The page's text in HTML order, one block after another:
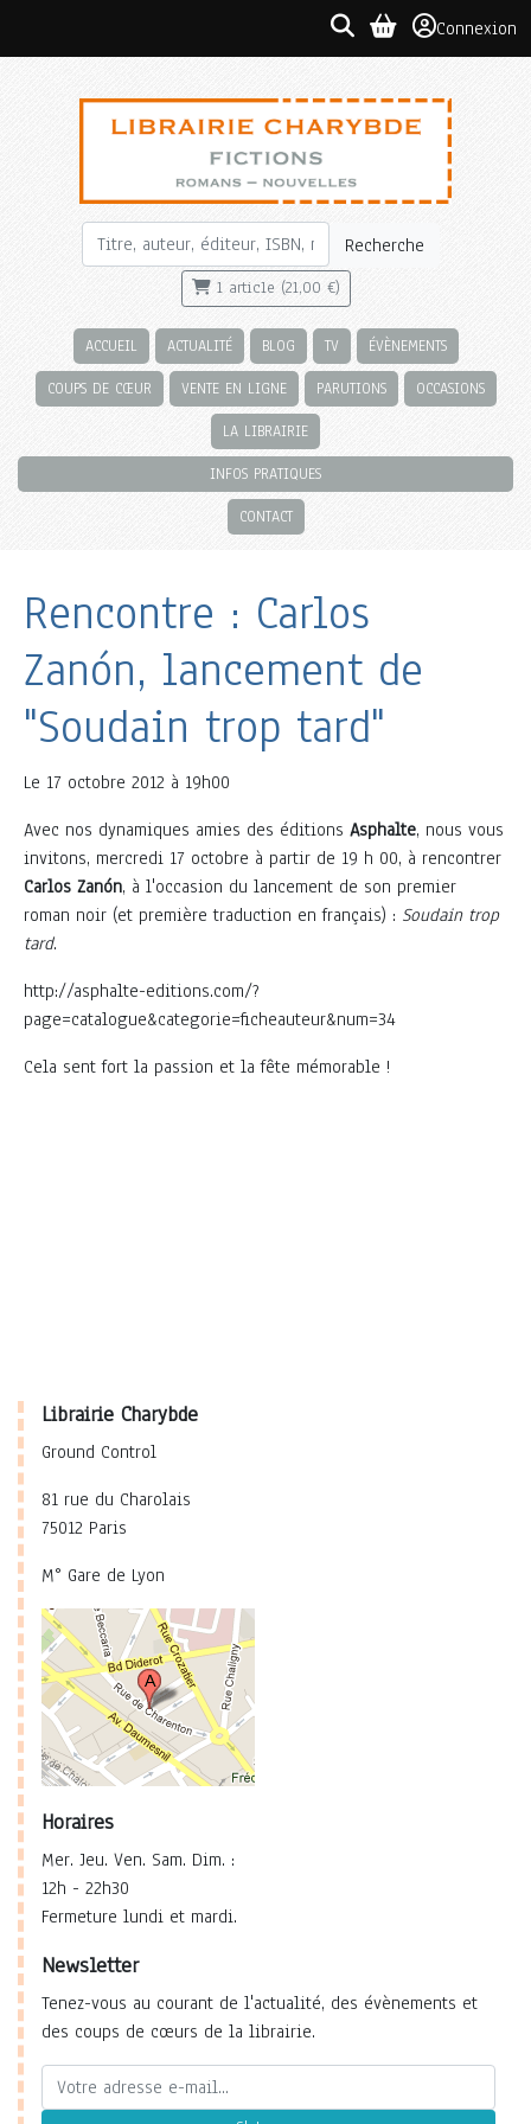
Connexion
Recherche
1 article (21,00 €)
ACCUEIL ACTUALITÉ BLOG TV ÉVÈNEMENTS
COUPS DE CŒUR VENTE EN LIGNE PARUTIONS OCCASIONS
LA LIBRAIRIE
INFOS PRATIQUES
CONTACT
Rencontre : Carlos
Zanón, lancement de
"Soudain trop tard"
Le 17 octobre 2012 à 19h00
Avec nos dynamiques amies des éditions Asphalte, nous vous
invitons, mercredi 17 octobre à partir de 19 h 00, à rencontrer
Carlos Zanón, à l'occasion du lancement de son premier
roman noir (et première traduction en français) : Soudain trop
tard.
http://asphalte-editions.com/?
page=catalogue&categorie=ficheauteur&num=34
Cela sent fort la passion et la fête mémorable !
Librairie Charybde
Ground Control
81 rue du Charolais
75012 Paris
M° Gare de Lyon
Horaires
Mer. Jeu. Ven. Sam. Dim. :
12h - 22h30
Fermeture lundi et mardi.
Newsletter
Tenez-vous au courant de l'actualité, des évènements et
des coups de cœurs de la librairie.